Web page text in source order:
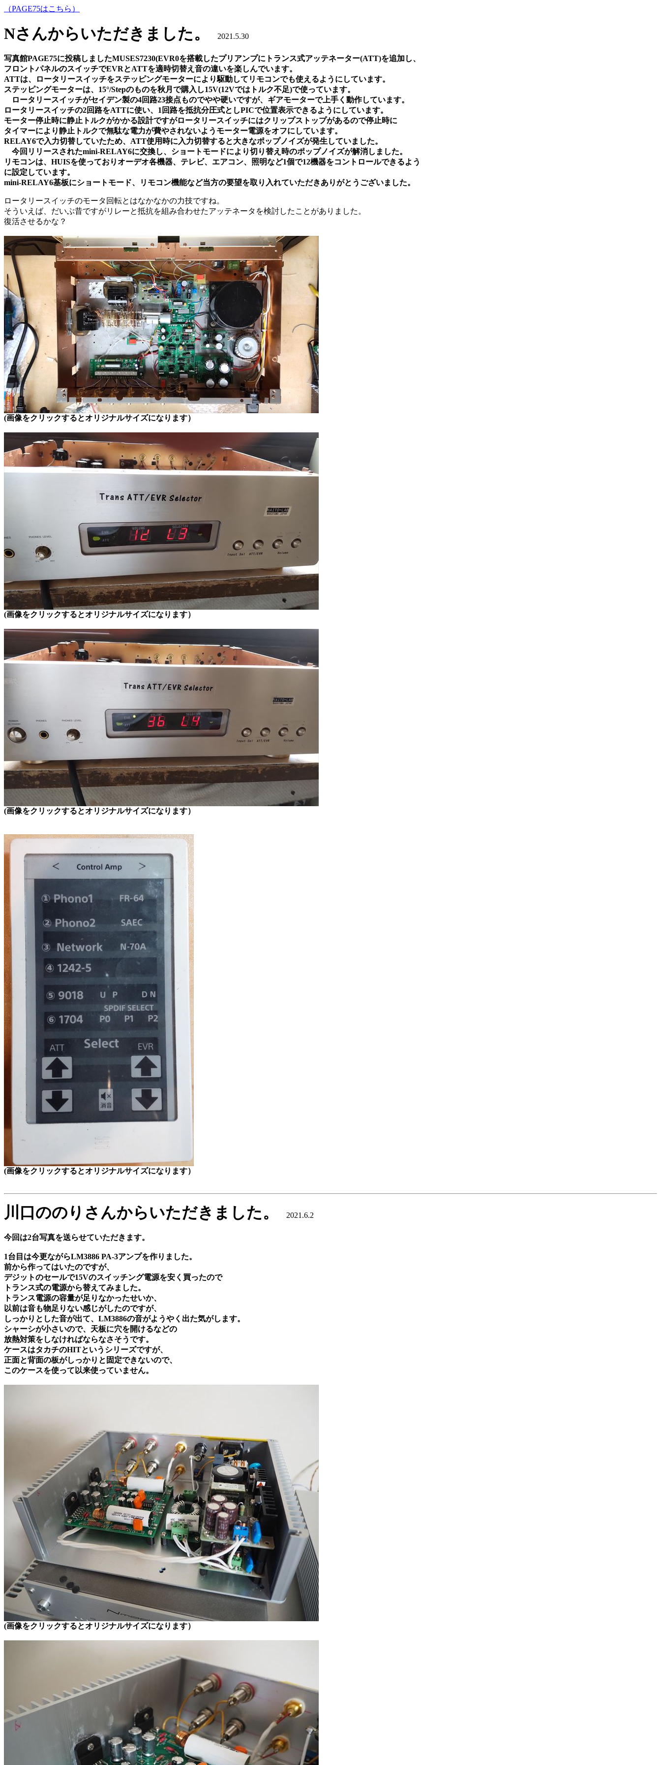
（PAGE75はこちら）
Nさんからいただきました。 2021.5.30
写真館PAGE75に投稿しましたMUSES7230(EVR0を搭載したプリアンプにトランス式アッテネーター(ATT)を追加し、
フロントパネルのスイッチでEVRとATTを適時切替え音の違いを楽しんでいます。
ATTは、ロータリースイッチをステッピングモーターにより駆動してリモコンでも使えるようにしています。
ステッピングモーターは、15°/Stepのものを秋月で購入し15V(12Vではトルク不足)で使っています。
ロータリースイッチがセイデン製の4回路23接点ものでやや硬いですが、ギアモーターで上手く動作しています。
ロータリースイッチの2回路をATTに使い、1回路を抵抗分圧式としPICで位置表示できるようにしています。
モーター停止時に静止トルクがかかる設計ですがロータリースイッチにはクリップストップがあるので停止時に
タイマーにより静止トルクで無駄な電力が費やされないようモーター電源をオフにしています。
RELAY6で入力切替していたため、ATT使用時に入力切替すると大きなポップノイズが発生していました。
今回リリースされたmini-RELAY6に交換し、ショートモードにより切り替え時のポップノイズが解消しました。
リモコンは、HUISを使っておりオーデオ各機器、テレビ、エアコン、照明など1個で12機器をコントロールできるよう
に設定しています。
mini-RELAY6基板にショートモード、リモコン機能など当方の要望を取り入れていただきありがとうございました。
ロータリースイッチのモータ回転とはなかなかの力技ですね。
そういえば、だいぶ昔ですがリレーと抵抗を組み合わせたアッテネータを検討したことがありました。
復活させるかな？
(画像をクリックするとオリジナルサイズになります）
(画像をクリックするとオリジナルサイズになります）
(画像をクリックするとオリジナルサイズになります）
(画像をクリックするとオリジナルサイズになります）
川口ののりさんからいただきました。 2021.6.2
今回は2台写真を送らせていただきます。
1台目は今更ながらLM3886 PA-3アンプを作りました。
前から作ってはいたのですが、
デジットのセールで15Vのスイッチング電源を安く買ったので
トランス式の電源から替えてみました。
トランス電源の容量が足りなかったせいか、
以前は音も物足りない感じがしたのですが、
しっかりとした音が出て、 LM3886の音がようやく出た気がします。
シャーシが小さいので、天板に穴を開けるなどの
放熱対策をしなければならなさそうです。
ケースはタカチのHITというシリーズですが、
正面と背面の板がしっかりと固定できないので、
このケースを使って以来使っていません。
(画像をクリックするとオリジナルサイズになります）